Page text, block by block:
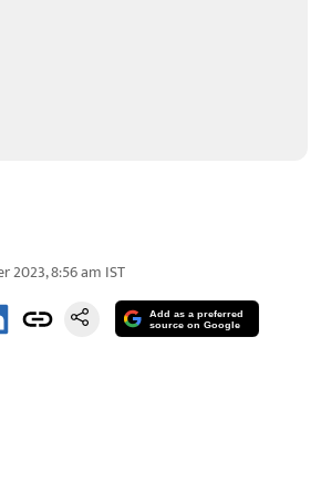
2023, 8:56 am IST
Add as a preferred
source on Google